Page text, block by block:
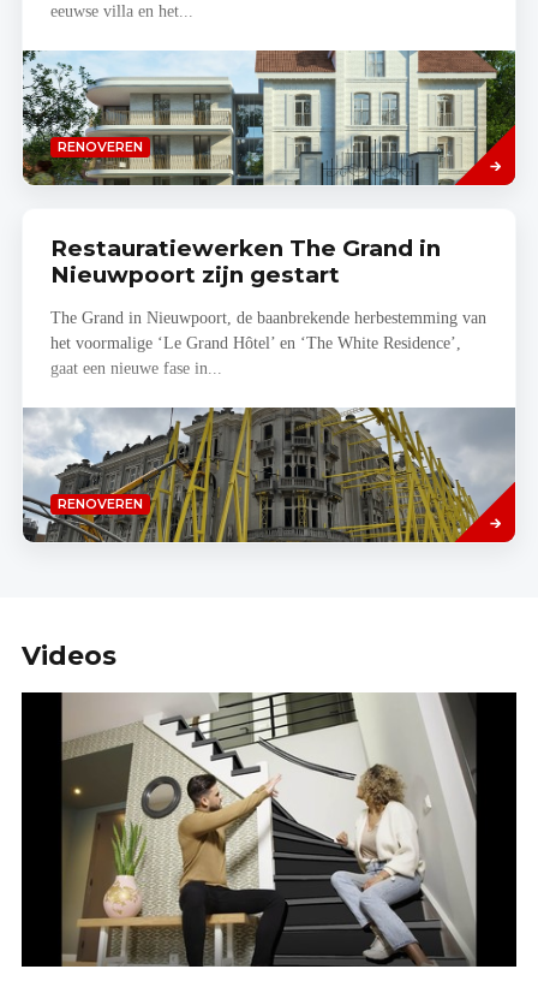
eeuwse villa en het...
RENOVEREN
Lees
meer
Restauratiewerken The Grand in
Nieuwpoort zijn gestart
The Grand in Nieuwpoort, de baanbrekende herbestemming van
het voormalige ‘Le Grand Hôtel’ en ‘The White Residence’,
gaat een nieuwe fase in...
RENOVEREN
Lees
meer
Videos